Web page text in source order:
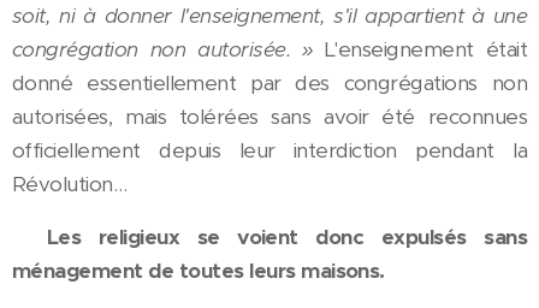
soit, ni à donner l'enseignement, s'il appartient à une
congrégation non autorisée. » L'enseignement était
donné essentiellement par des congrégations non
autorisées, mais tolérées sans avoir été reconnues
officiellement depuis leur interdiction pendant la
Révolution…
Les religieux se voient donc expulsés sans
ménagement de toutes leurs maisons.